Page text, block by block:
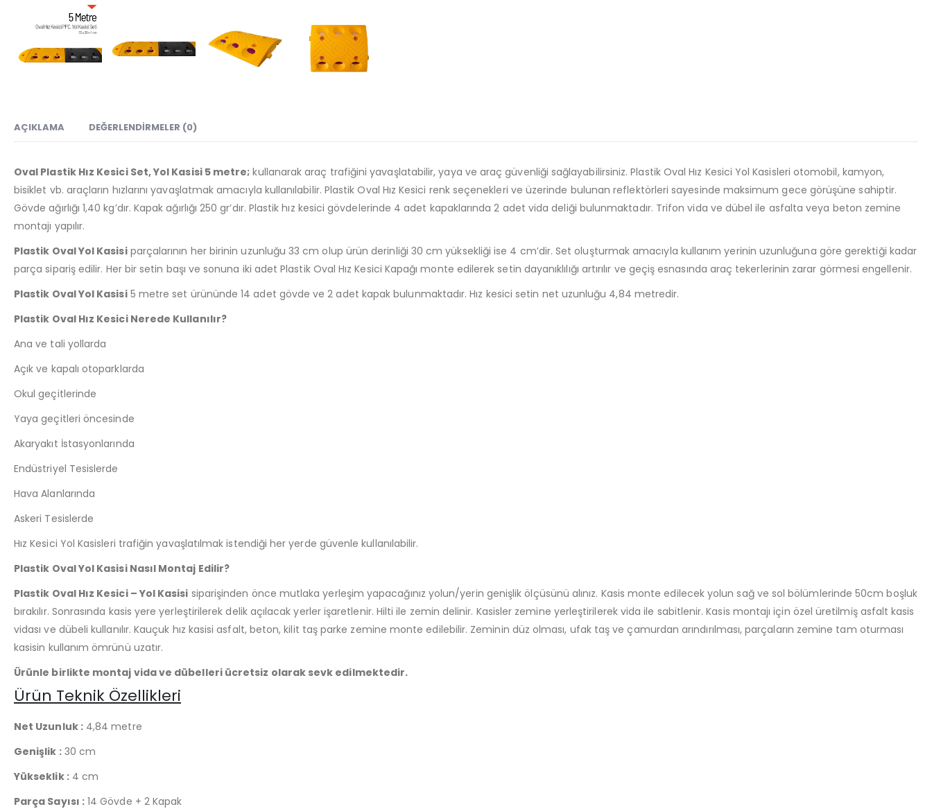
AÇIKLAMA DEĞERLENDIRMELER (0)
Oval Plastik Hız Kesici Set, Yol Kasisi 5 metre; kullanarak araç trafiğini yavaşlatabilir, yaya ve araç güvenliği sağlayabilirsiniz. Plastik Oval Hız Kesici Yol Kasisleri otomobil, kamyon,
bisiklet vb. araçların hızlarını yavaşlatmak amacıyla kullanılabilir. Plastik Oval Hız Kesici renk seçenekleri ve üzerinde bulunan reflektörleri sayesinde maksimum gece görüşüne sahiptir.
Gövde ağırlığı 1,40 kg’dır. Kapak ağırlığı 250 gr’dır. Plastik hız kesici gövdelerinde 4 adet kapaklarında 2 adet vida deliği bulunmaktadır. Trifon vida ve dübel ile asfalta veya beton zemine
montajı yapılır.
Plastik Oval Yol Kasisiparçalarının her birinin uzunluğu 33 cm olup ürün derinliği 30 cm yüksekliği ise 4 cm’dir. Set oluşturmak amacıyla kullanım yerinin uzunluğuna göre gerektiği kadar
parça sipariş edilir. Her bir setin başı ve sonuna iki adet Plastik Oval Hız Kesici Kapağı monte edilerek setin dayanıklılığı artırılır ve geçiş esnasında araç tekerlerinin zarar görmesi engellenir.
Plastik Oval Yol Kasisi5 metre set ürününde 14 adet gövde ve 2 adet kapak bulunmaktadır. Hız kesici setin net uzunluğu 4,84 metredir.
Plastik Oval Hız Kesici Nerede Kullanılır?
Ana ve tali yollarda
Açık ve kapalı otoparklarda
Okul geçitlerinde
Yaya geçitleri öncesinde
Akaryakıt İstasyonlarında
Endüstriyel Tesislerde
Hava Alanlarında
Askeri Tesislerde
Hız Kesici Yol Kasisleri trafiğin yavaşlatılmak istendiği her yerde güvenle kullanılabilir.
Plastik Oval Yol Kasisi Nasıl Montaj Edilir?
Plastik Oval Hız Kesici – Yol Kasisi siparişinden önce mutlaka yerleşim yapacağınız yolun/yerin genişlik ölçüsünü alınız. Kasis monte edilecek yolun sağ ve sol bölümlerinde 50cm boşluk
bırakılır. Sonrasında kasis yere yerleştirilerek delik açılacak yerler işaretlenir. Hilti ile zemin delinir. Kasisler zemine yerleştirilerek vida ile sabitlenir. Kasis montajı için özel üretilmiş asfalt kasis
vidası ve dübeli kullanılır. Kauçuk hız kasisi asfalt, beton, kilit taş parke zemine monte edilebilir. Zeminin düz olması, ufak taş ve çamurdan arındırılması, parçaların zemine tam oturması
kasisin kullanım ömrünü uzatır.
Ürünle birlikte montaj vida ve dübelleri ücretsiz olarak sevk edilmektedir.
Ürün Teknik Özellikleri
Net Uzunluk :4,84 metre
Genişlik :30 cm
Yükseklik :4 cm
Parça Sayısı :14 Gövde + 2 Kapak